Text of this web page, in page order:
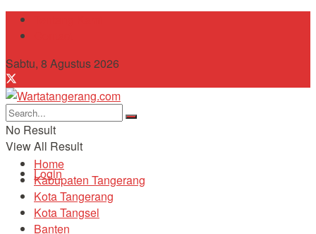
Sabtu, 8 Agustus 2026
No Result
View All Result
Login
Home
Kabupaten Tangerang
Kota Tangerang
Kota Tangsel
Banten